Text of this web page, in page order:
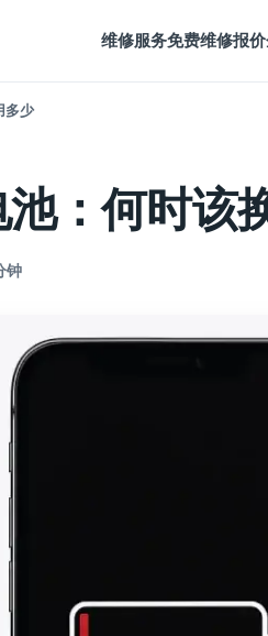
维修服务免费维修报价
多少
：何时该
钟